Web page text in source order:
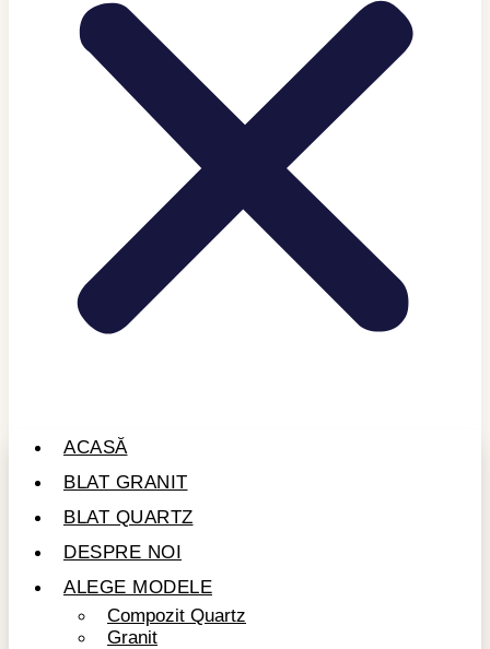
ACASĂ
BLAT GRANIT
BLAT QUARTZ
DESPRE NOI
ALEGE MODELE
Compozit Quartz
Granit